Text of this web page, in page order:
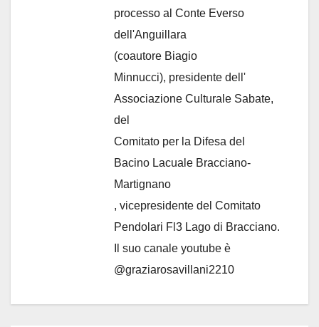
processo al Conte Everso
dell'Anguillara
(coautore Biagio
Minnucci), presidente dell'
Associazione Culturale Sabate,
del
Comitato per la Difesa del
Bacino Lacuale Bracciano-
Martignano
, vicepresidente del Comitato
Pendolari Fl3 Lago di Bracciano.
Il suo canale youtube è
@graziarosavillani2210